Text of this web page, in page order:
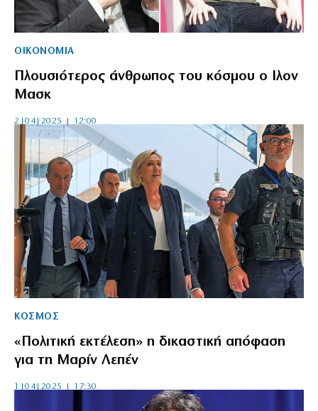
ΟΙΚΟΝΟΜΙΑ
Πλουσιότερος άνθρωπος του κόσμου ο Ιλον
Μασκ
2|04|2025 | 12:00
ΚΟΣΜΟΣ
«Πολιτική εκτέλεση» η δικαστική απόφαση
για τη Μαρίν Λεπέν
1|04|2025 | 17:30